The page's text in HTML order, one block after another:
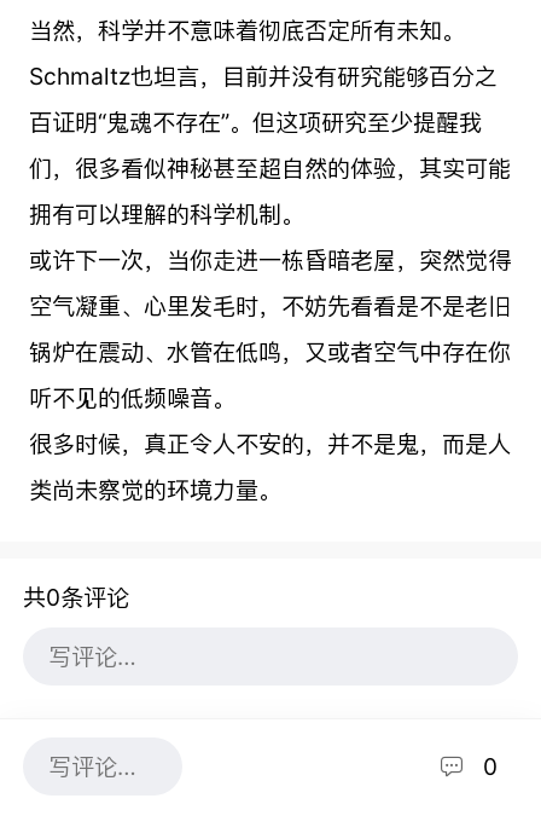
当然，科学并不意味着彻底否定所有未知。
Schmaltz也坦言，目前并没有研究能够百分之
百证明“鬼魂不存在”。但这项研究至少提醒我
们，很多看似神秘甚至超自然的体验，其实可能
拥有可以理解的科学机制。
或许下一次，当你走进一栋昏暗老屋，突然觉得
空气凝重、心里发毛时，不妨先看看是不是老旧
锅炉在震动、水管在低鸣，又或者空气中存在你
听不见的低频噪音。
很多时候，真正令人不安的，并不是鬼，而是人
类尚未察觉的环境力量。
共0条评论
0